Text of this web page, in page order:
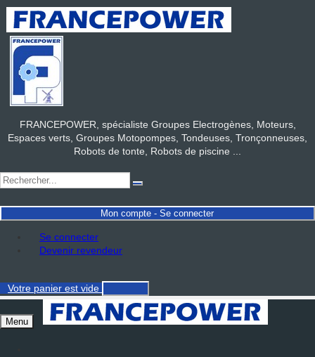
FRANCEPOWER, spécialiste Groupes Electrogènes, Moteurs,
Espaces verts, Groupes Motopompes, Tondeuses, Tronçonneuses,
Robots de tonte, Robots de piscine ...
Mon compte - Se connecter
Se connecter
Devenir revendeur
Votre panier est vide
Menu